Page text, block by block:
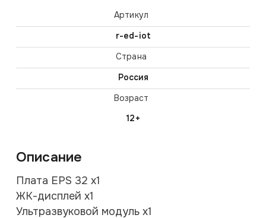
Артикул
r-ed-iot
Страна
Россия
Возраст
12+
Описание
Плата EPS 32 х1
ЖК-дисплей х1
Ультразвуковой модуль х1